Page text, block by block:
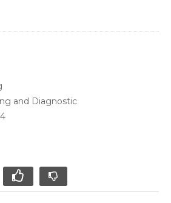
and Diagnostic